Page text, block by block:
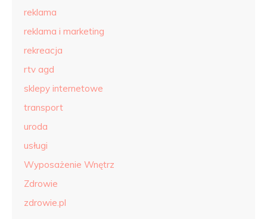
reklama
reklama i marketing
rekreacja
rtv agd
sklepy internetowe
transport
uroda
usługi
Wyposażenie Wnętrz
Zdrowie
zdrowie.pl